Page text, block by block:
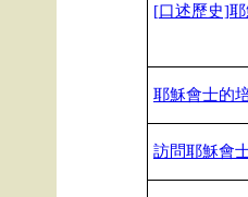
[口述歷史]
耶穌會士的
訪問耶穌會